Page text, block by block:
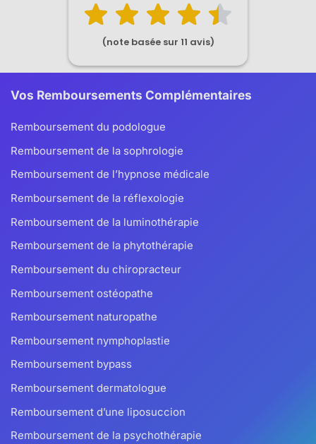
(note basée sur 11 avis)
Vos Remboursements Complémentaires
Remboursement du podologue
Remboursement de la sophrologie
Remboursement de l’hypnose médicale
Remboursement de la réflexologie
Remboursement de la luminothérapie
Remboursement de la phytothérapie
Remboursement du chiropracteur
Remboursement ostéopathe
Remboursement naturopathe
Remboursement nymphoplastie
Remboursement bypass
Remboursement dermatologue
Remboursement d’une liposuccion
Remboursement de la psychothérapie